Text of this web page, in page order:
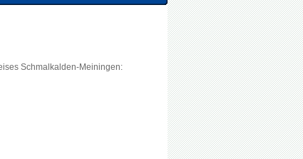
Schmalkalden-Meiningen: